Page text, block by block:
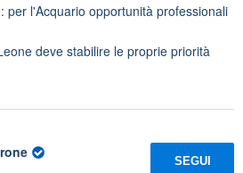
per l'Acquario opportunità professionali
deve stabilire le proprie priorità
SEGUI